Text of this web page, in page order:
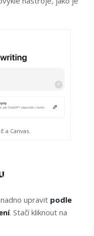
a Canvas.
upravit podle
. Stačí kliknout na